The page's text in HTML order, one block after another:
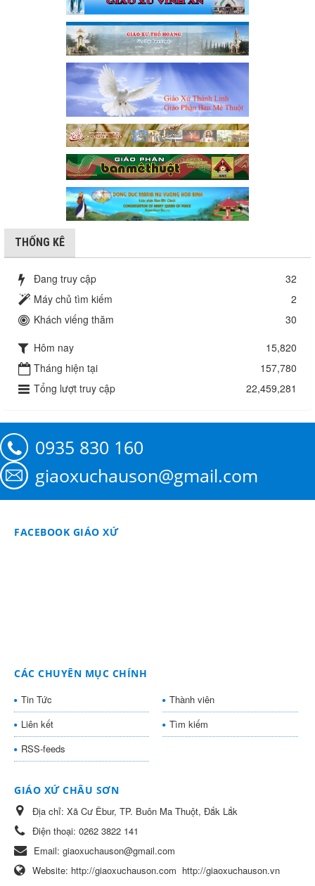
THỐNG KÊ
Đang truy cập
32
Máy chủ tìm kiếm
2
Khách viếng thăm
30
Hôm nay
15,820
Tháng hiện tại
157,780
Tổng lượt truy cập
22,459,281
0935 830 160
giaoxuchauson@gmail.com
FACEBOOK GIÁO XỨ
CÁC CHUYÊN MỤC CHÍNH
Tin Tức
Thành viên
Liên kết
Tìm kiếm
RSS-feeds
GIÁO XỨ CHÂU SƠN
Địa chỉ: Xã Cư Êbur, TP. Buôn Ma Thuột, Đắk Lắk
Điện thoại: 0262 3822 141
Email: giaoxuchauson@gmail.com
Website: http://giaoxuchauson.com http://giaoxuchauson.vn